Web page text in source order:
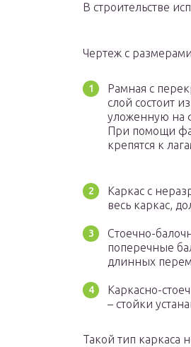
В строительстве
Чертеж с
Рамная с
слой состоит
уложенную на
При помощи
крепятся к
Каркас с
весь каркас,
Стоечно-
поперечные
длинных
Каркасно-
– стойки
Такой тип каркаса